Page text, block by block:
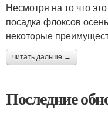
Несмотря на то что
посадка флоксов
некоторые
читать дальше →
Последние